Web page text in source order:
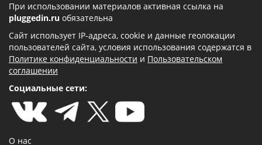
При использовании материалов активная ссылка на
pluggedin.ru обязательна
Сайт использует IP-адреса, cookie и данные геолокации
пользователей сайта, условия использования содержатся в
Политике конфиденциальности и Пользовательском
соглашении
Социальные сети:
О нас